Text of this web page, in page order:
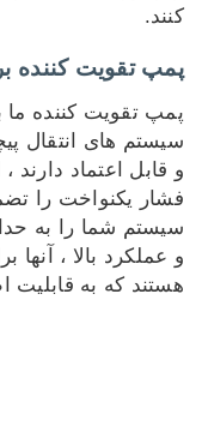
کنند.
پمپ تقویت کننده
پمپ تقویت کننده ما
سیستم های انتقال
و قابل اعتماد
فشار یکنواخت را
سیستم شما را به
و عملکرد بالا ، آنها
هستند که به قابلیت